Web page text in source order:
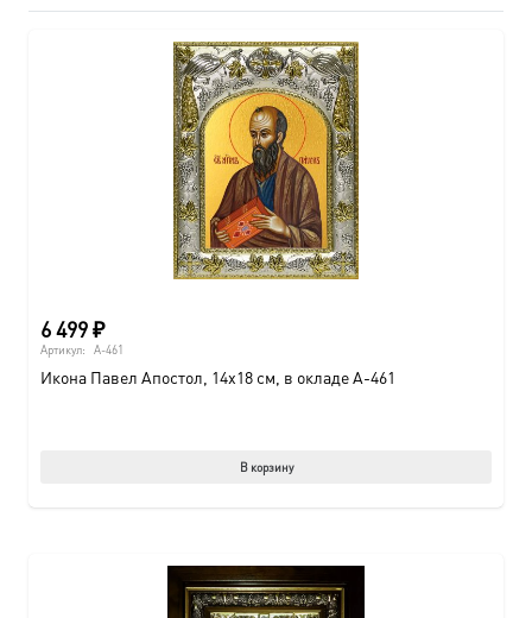
6 499₽
Артикул: A-461
Икона Павел Апостол, 14х18 см, в окладе A-461
В корзину